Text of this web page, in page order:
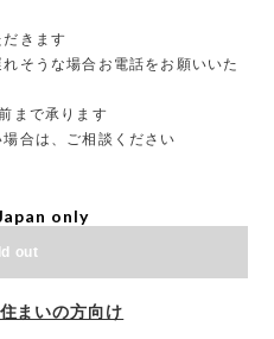
きます
そうな場合お電話をお願いいた
まで承ります
合は、ご相談ください
only
out
まいの方向け